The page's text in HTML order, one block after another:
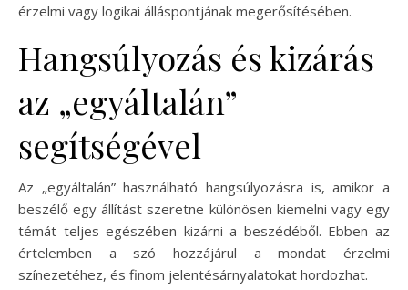
érzelmi vagy logikai álláspontjának megerősítésében.
Hangsúlyozás és kizárás
az „egyáltalán”
segítségével
Az „egyáltalán” használható hangsúlyozásra is, amikor a
beszélő egy állítást szeretne különösen kiemelni vagy egy
témát teljes egészében kizárni a beszédéből. Ebben az
értelemben a szó hozzájárul a mondat érzelmi
színezetéhez, és finom jelentésárnyalatokat hordozhat.